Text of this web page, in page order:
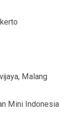
Malang
Mini Indonesia